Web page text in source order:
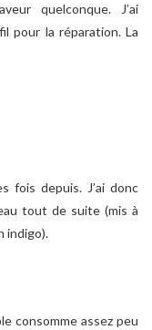
quelconque. J’ai
pour la réparation. La
fois depuis. J’ai donc
tout de suite (mis à
indigo).
consomme assez peu